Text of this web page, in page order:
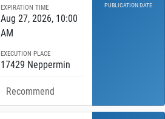
EXPIRATION TIME
Aug 27, 2026, 10:00
AM
EXECUTION PLACE
17429 Neppermin
Recommend
PUBLICATION DATE